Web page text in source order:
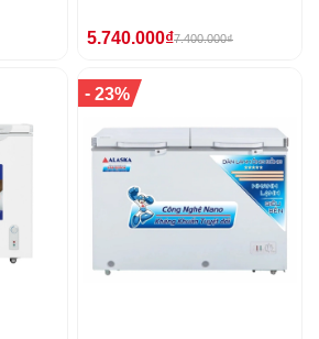
5.740.000₫7.400.000₫
-23%